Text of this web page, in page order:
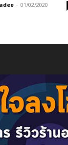
- 01/02/2020